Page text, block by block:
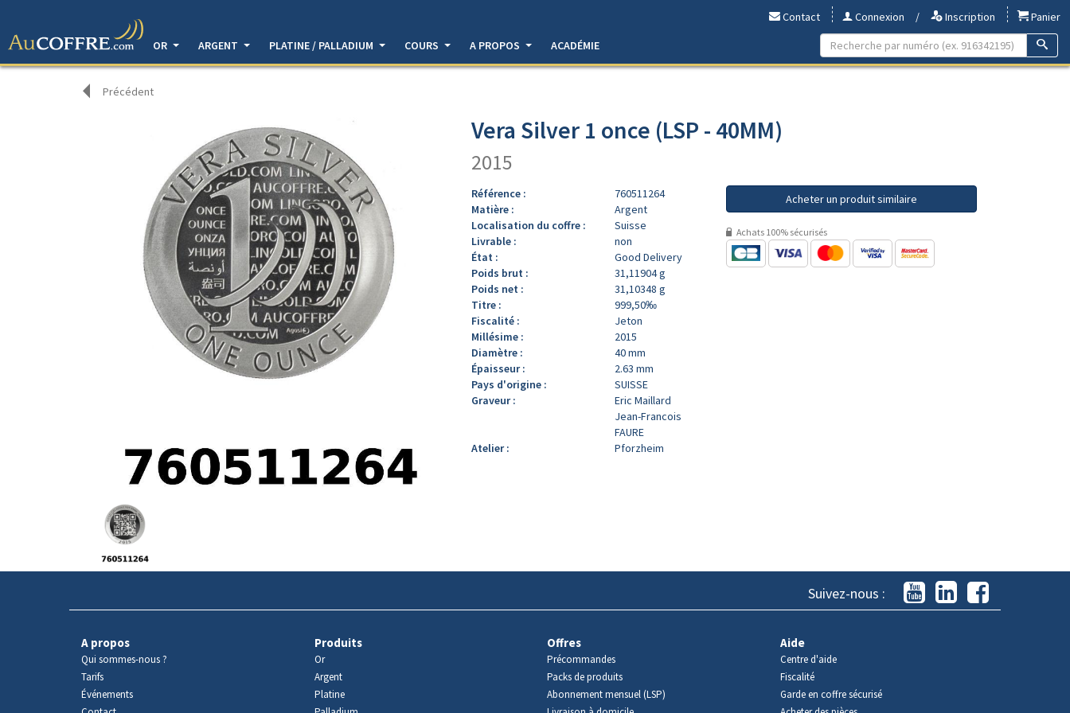
Contact Connexion / Inscription
Panier
OR
ARGENT PLATINE / PALLADIUM COURS A PROPOS ACADÉMIE
Précédent
produit
Vera Silver 1 once (LSP - 40MM)
2015
Référence :
760511264
Matière :
Argent
Localisation du coffre :
Suisse
Livrable :
non
État :
Good Delivery
Poids brut :
31,11904 g
Poids net :
31,10348 g
Titre :
999,50‰
Fiscalité :
Jeton
Millésime :
2015
Diamètre :
40 mm
Épaisseur :
2.63 mm
Pays d'origine :
SUISSE
Graveur :
Eric Maillard
Jean-Francois
FAURE
Atelier :
Pforzheim
Acheter un produit similaire
Achats 100% sécurisés
Suivez-nous :
A propos
Qui sommes-nous ?
Tarifs
Événements
Produits
Or
Argent
Platine
Offres
Précommandes
Packs de produits
Abonnement mensuel (LSP)
Aide
Centre d'aide
Fiscalité
Garde en coffre sécurisé